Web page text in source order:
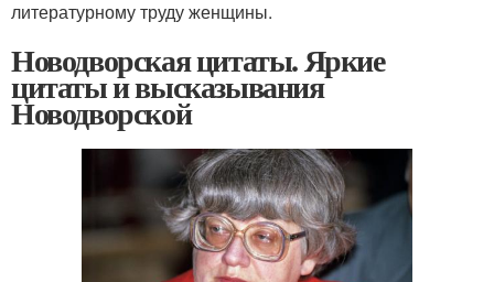
литературному труду женщины.
Новодворская цитаты. Яркие
цитаты и высказывания
Новодворской